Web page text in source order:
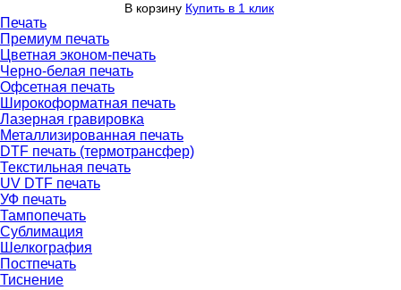
В корзину Купить в 1 клик
Печать
Премиум печать
Цветная эконом-печать
Черно-белая печать
Офсетная печать
Широкоформатная печать
Лазерная гравировка
Металлизированная печать
DTF печать (термотрансфер)
Текстильная печать
UV DTF печать
УФ печать
Тампопечать
Сублимация
Шелкография
Постпечать
Тиснение